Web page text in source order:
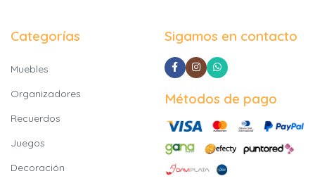
Categorías
Muebles
Organizadores
Recuerdos
Juegos
Decoración
Sigamos en contacto
Métodos de pago